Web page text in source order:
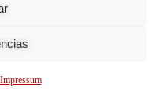
Impressum